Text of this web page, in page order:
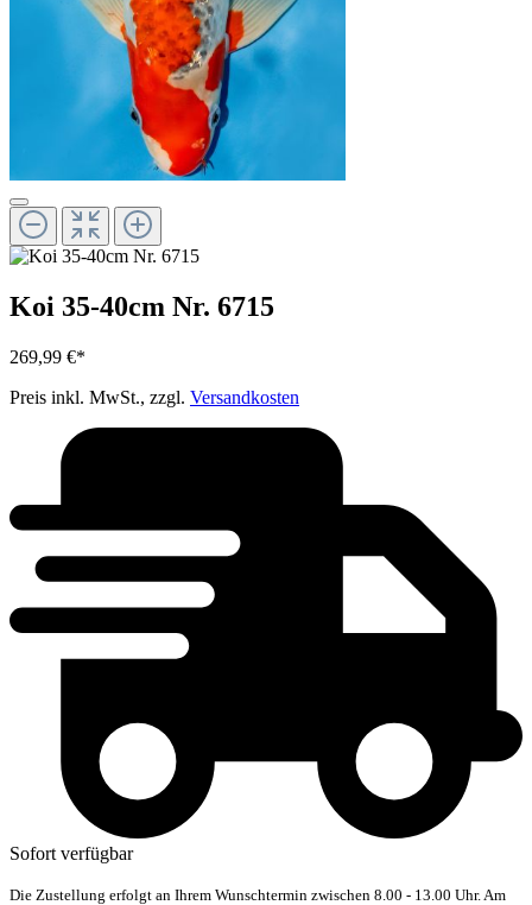
Koi 35-40cm Nr. 6715
269,99 €*
Preis inkl. MwSt., zzgl. Versandkosten
Sofort verfügbar
Die Zustellung erfolgt an Ihrem Wunschtermin zwischen 8.00 - 13.00 Uhr. Am